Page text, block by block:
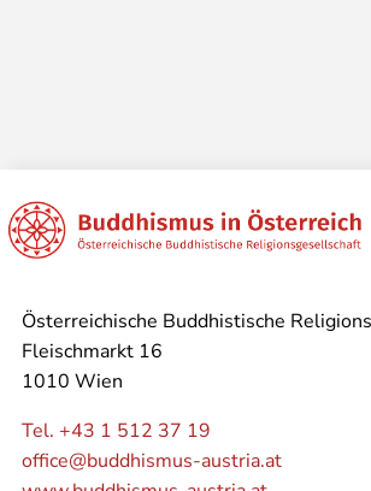
Österreichische Buddhistische
Fleischmarkt 16
1010 Wien
Tel. +43 1 512 37 19
office@buddhismus-austria.at